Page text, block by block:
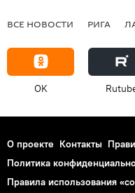
ВСЕ НОВОСТИ РИГА
OK
О проекте Контакты
Политика
Правила использования